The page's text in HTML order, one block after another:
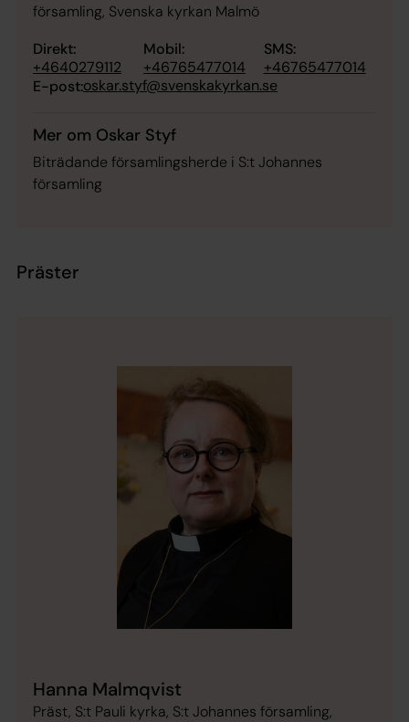
församling, Svenska kyrkan Malmö
Direkt:
+4640279112
Mobil:
+46765477014
SMS:
+46765477014
E-post:oskar.styf@svenskakyrkan.se
Mer om Oskar Styf
Biträdande församlingsherde i S:t Johannes
församling
Präster
Hanna Malmqvist
Präst, S:t Pauli kyrka, S:t Johannes församling,